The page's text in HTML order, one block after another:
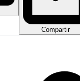
Compartir